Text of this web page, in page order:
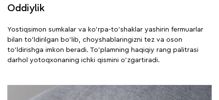
Oddiylik
Yostiqsimon sumkalar va ko'rpa-to'shaklar yashirin fermuarlar
bilan to'ldirilgan bo'lib, choyshablaringizni tez va oson
to'ldirishga imkon beradi. To'plamning haqiqiy rang palitrasi
darhol yotoqxonaning ichki qismini o'zgartiradi.